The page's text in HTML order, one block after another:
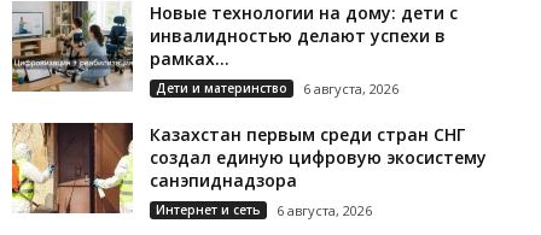
Новые технологии на дому: дети с
инвалидностью делают успехи в
рамках...
Дети и материнство 6 августа, 2026
Казахстан первым среди стран СНГ
создал единую цифровую экосистему
санэпиднадзора
Интернет и сеть 6 августа, 2026